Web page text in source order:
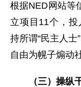
根据NED网站等
立项目11个，
持所谓“民主人士
自由为幌子煽动
（三）操纵